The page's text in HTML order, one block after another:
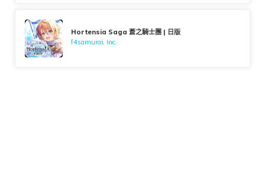
Hortensia Saga 蒼之騎士團 | 日版
f4samurai, Inc.